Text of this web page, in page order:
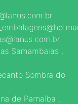
Samambaias .
Sombra do
de Parnaíba .